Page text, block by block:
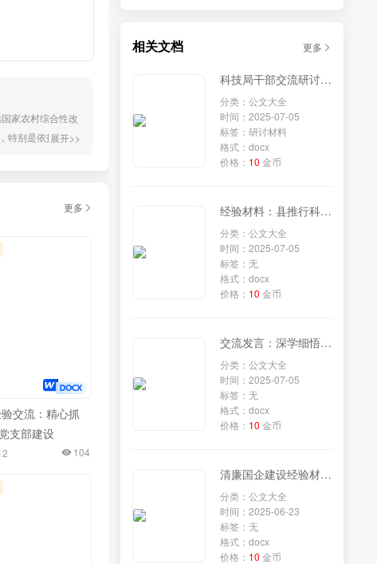
家农村综合性改
特别是依托万亩
展开>>
更多
交流：精心抓
支部建设
104
相关文档 更多
科技局干部交流研讨材料
分类：公文大全
时间：2025-07-05
标签：研讨材料
格式：docx
价格： 10 金币
经验材料：县推行科技特派员制度+蹚出科技兴农新路
分类：公文大全
时间：2025-07-05
标签：无
格式：docx
价格： 10 金币
交流发言：深学细悟监察法条例，勇担纪检监察新使命
分类：公文大全
时间：2025-07-05
标签：无
格式：docx
价格： 10 金币
清廉国企建设经验材料汇编（10篇）
分类：公文大全
时间：2025-06-23
标签：无
格式：docx
价格： 10 金币